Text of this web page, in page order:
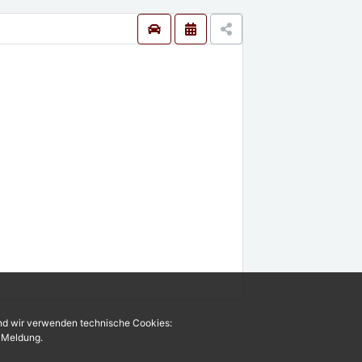
wir verwenden technische Cookies: